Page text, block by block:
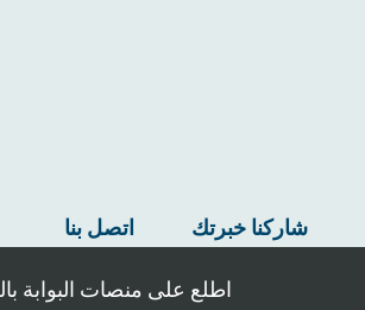
شاركنا خبرتك اتصل بنا
اطلع على منصات البوابة